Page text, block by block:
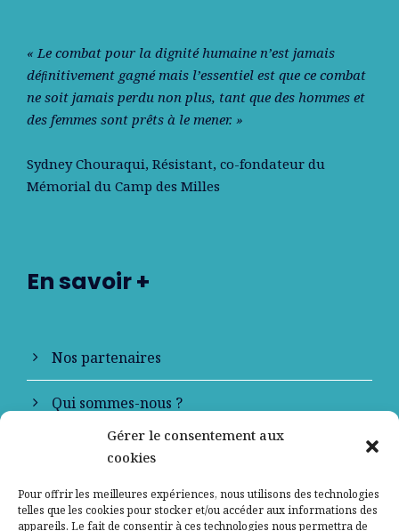
Gérer le consentement aux
cookies
Pour offrir les meilleures expériences, nous utilisons des technologies
telles que les cookies pour stocker et/ou accéder aux informations des
appareils. Le fait de consentir à ces technologies nous permettra de
« Le combat pour la dignité humaine n’est jamais
déﬁnitivement gagné mais l’essentiel est que ce combat
ne soit jamais perdu non plus, tant que des hommes et
des femmes sont prêts à le mener. »
Sydney Chouraqui, Résistant, co-fondateur du
Mémorial du Camp des Milles
En savoir +
Nos partenaires
Qui sommes-nous ?
Contactez-nous
Mentions légales